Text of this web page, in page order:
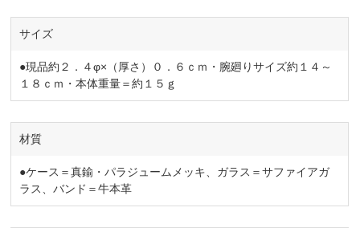
サイズ
●現品約２．４φ×（厚さ）０．６ｃｍ・腕廻りサイズ約１４～
１８ｃｍ・本体重量＝約１５ｇ
材質
●ケース＝真鍮・パラジュームメッキ、ガラス＝サファイアガ
ラス、バンド＝牛本革